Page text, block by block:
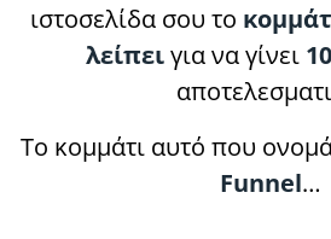
ιστοσελίδα σου το
λείπειγια να γίνει
Το κομμάτι αυτό που
Funnel…